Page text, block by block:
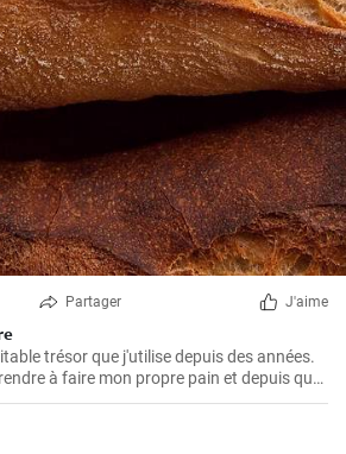
Partager J'aime
trésor que j'utilise depuis des années.
à faire mon propre pain et depuis que
ne mange plus rien d'autre. L'odeur et le
la maison sont incomparables.